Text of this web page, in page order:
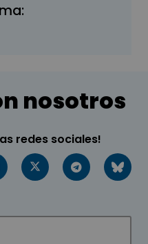
nosotros
redes sociales!